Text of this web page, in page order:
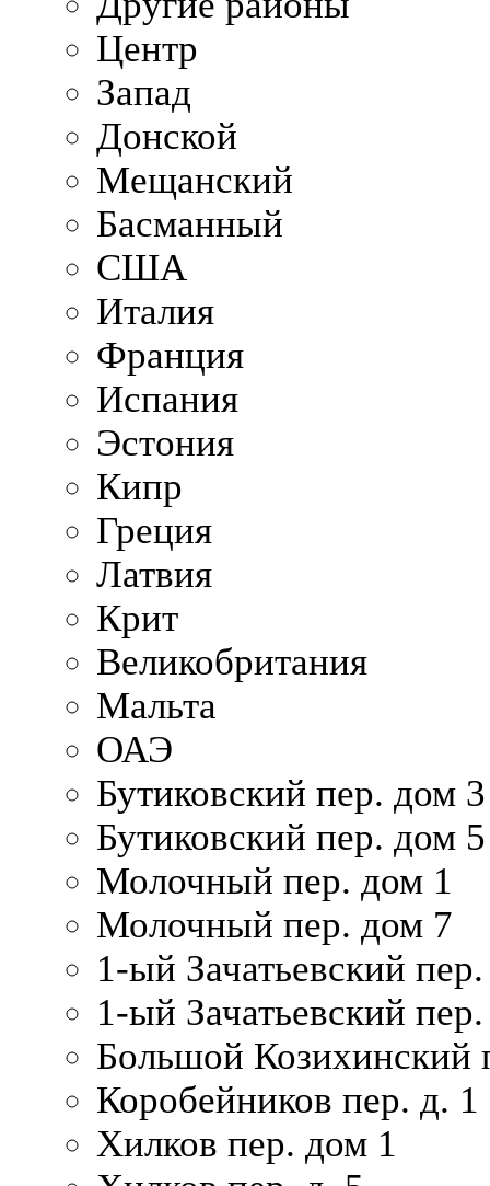
Центр
Запад
Донской
Мещанский
Басманный
США
Италия
Франция
Испания
Эстония
Кипр
Греция
Латвия
Крит
Великобритания
Мальта
ОАЭ
Бутиковский пер. дом 3
Бутиковский пер. дом 5
Молочный пер. дом 1
Молочный пер. дом 7
1-ый Зачатьевский
1-ый Зачатьевский
Большой Козихинский
Коробейников пер. д. 1
Хилков пер. дом 1